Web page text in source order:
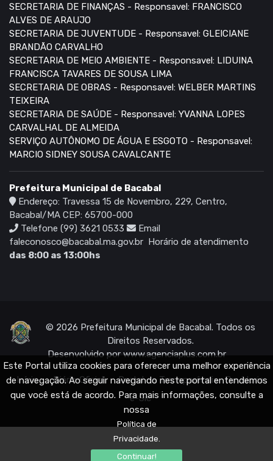
Este Portal utiliza cookies para oferecer uma melhor experiência
de navegação. Ao seguir navegando neste portal entendemos
que você está de acordo. Para mais informações, consulte a
nossa
Política de
Privacidade.
Continuar!
SECRETARIA DE FINANÇAS - Responsavel: FRANCISCO
ALVES DE ARAUJO
SECRETARIA DE JUVENTUDE - Responsavel: GLEICIANE
BRANDÃO CARVALHO
SECRETARIA DE MEIO AMBIENTE - Responsavel: LIDUINA
FRANCISCA TAVARES DE SOUSA LIMA
SECRETARIA DE OBRAS - Responsavel: WELBER MARTINS
TEIXEIRA
SECRETARIA DE SAÚDE - Responsavel: YVANNA LOPES
CARVALHAL DE ALMEIDA
SERVIÇO AUTÔNOMO DE ÁGUA E ESGOTO - Responsavel:
MARCIO SIDNEY SOUSA CAVALCANTE
Prefeitura Municipal de Bacabal
Endereço: Travessa 15 de Novembro, 229, Centro,
Bacabal/MA CEP: 65700-000
Telefone (99) 3621 0533
Email
faleconosco@bacabal.ma.gov.br
Horário de atendimento
das 8:00 as 13:00hs
© 2026 Prefeitura Municipal de Bacabal. Todos os
Direitos Reservados.
Desenvolvido porwww.agenciaplus.com.br
Início Diário Oficial Portal da Transparência
Ouvidoria
e-Sic